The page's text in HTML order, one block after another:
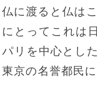
仏に渡ると仏は
にとってこれは
パリを中心とし
東京の名誉都民